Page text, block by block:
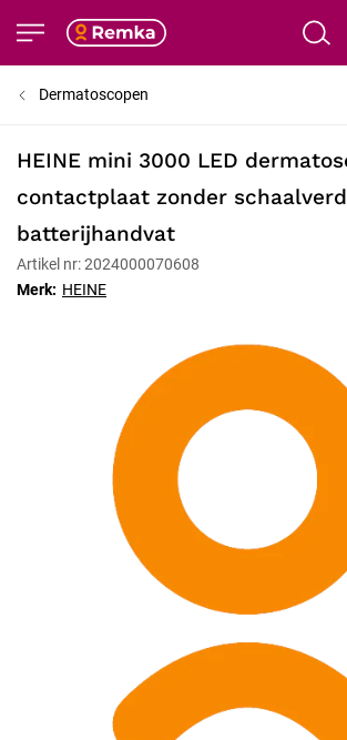
Dermatoscopen
HEINE mini 3000 LED
contactplaat zonder
batterijhandvat
Artikel nr: 2024000070608
Merk: HEINE